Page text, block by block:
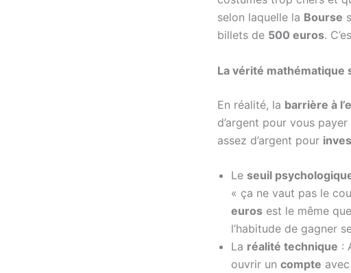
selon laquelle la Bourse
billets de 500 euros.
La vérité mathématique
En réalité, la barrière à
d’argent pour vous
assez d’argent pour
Le seuil
« ça ne vaut pas le
euros est le même
l’habitude de gagner
La réalité technique :
ouvrir un compte